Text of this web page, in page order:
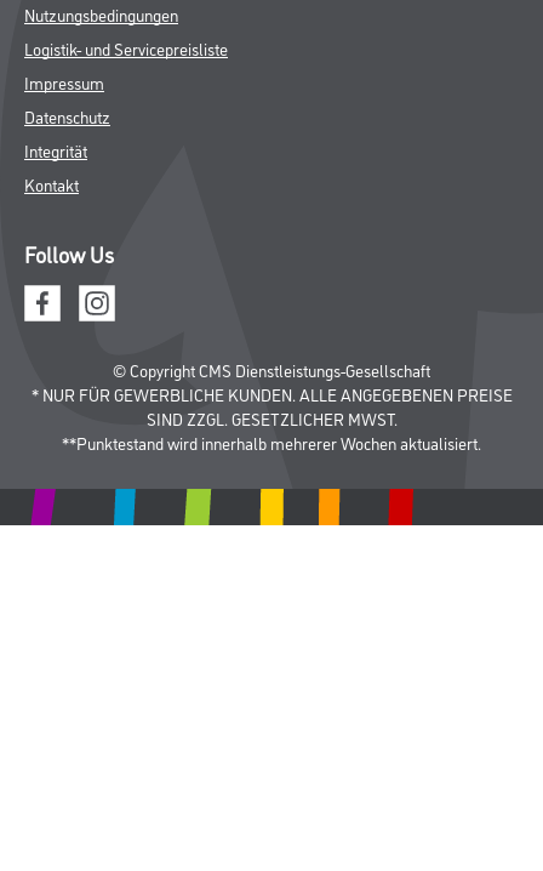
Nutzungsbedingungen
Logistik- und Servicepreisliste
Impressum
Datenschutz
Integrität
Kontakt
Follow Us
© Copyright CMS Dienstleistungs-Gesellschaft
* NUR FÜR GEWERBLICHE KUNDEN. ALLE ANGEGEBENEN PREISE
SIND ZZGL. GESETZLICHER MWST.
**Punktestand wird innerhalb mehrerer Wochen aktualisiert.